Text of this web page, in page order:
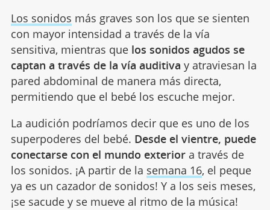
Los sonidos más graves son los que se sienten
con mayor intensidad a través de la vía
sensitiva, mientras que los sonidos agudos se
captan a través de la vía auditiva y atraviesan la
pared abdominal de manera más directa,
permitiendo que el bebé los escuche mejor.
La audición podríamos decir que es uno de los
superpoderes del bebé. Desde el vientre, puede
conectarse con el mundo exteriora través de
los sonidos. ¡A partir de la semana 16, el peque
ya es un cazador de sonidos! Y a los seis meses,
¡se sacude y se mueve al ritmo de la música!